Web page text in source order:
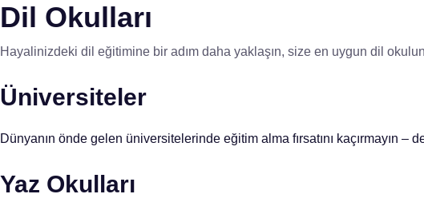
Dil Okulları
Hayalinizdeki dil eğitimine bir adım daha yaklaşın, size en uygun dil
Üniversiteler
Dünyanın önde gelen üniversitelerinde eğitim alma fırsatını kaçırmayın –
Yaz Okulları